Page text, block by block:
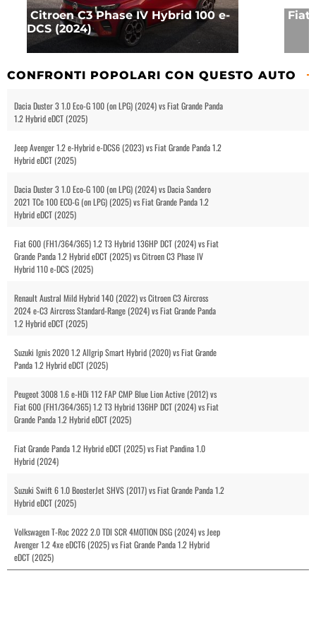
Citroen C3 Phase IV Hybrid 100 e-
DCS (2024)
Fiat
CONFRONTI POPOLARI CON QUESTO AUTO
Dacia Duster 3 1.0 Eco-G 100 (on LPG) (2024) vs Fiat Grande Panda
1.2 Hybrid eDCT (2025)
Jeep Avenger 1.2 e-Hybrid e-DCS6 (2023) vs Fiat Grande Panda 1.2
Hybrid eDCT (2025)
Dacia Duster 3 1.0 Eco-G 100 (on LPG) (2024) vs Dacia Sandero
2021 TCe 100 ECO-G (on LPG) (2025) vs Fiat Grande Panda 1.2
Hybrid eDCT (2025)
Fiat 600 (FH1/364/365) 1.2 T3 Hybrid 136HP DCT (2024) vs Fiat
Grande Panda 1.2 Hybrid eDCT (2025) vs Citroen C3 Phase IV
Hybrid 110 e-DCS (2025)
Renault Austral Mild Hybrid 140 (2022) vs Citroen C3 Aircross
2024 e-C3 Aircross Standard-Range (2024) vs Fiat Grande Panda
1.2 Hybrid eDCT (2025)
Suzuki Ignis 2020 1.2 Allgrip Smart Hybrid (2020) vs Fiat Grande
Panda 1.2 Hybrid eDCT (2025)
Peugeot 3008 1.6 e-HDi 112 FAP CMP Blue Lion Active (2012) vs
Fiat 600 (FH1/364/365) 1.2 T3 Hybrid 136HP DCT (2024) vs Fiat
Grande Panda 1.2 Hybrid eDCT (2025)
Fiat Grande Panda 1.2 Hybrid eDCT (2025) vs Fiat Pandina 1.0
Hybrid (2024)
Suzuki Swift 6 1.0 BoosterJet SHVS (2017) vs Fiat Grande Panda 1.2
Hybrid eDCT (2025)
Volkswagen T-Roc 2022 2.0 TDI SCR 4MOTION DSG (2024) vs Jeep
Avenger 1.2 4xe eDCT6 (2025) vs Fiat Grande Panda 1.2 Hybrid
eDCT (2025)